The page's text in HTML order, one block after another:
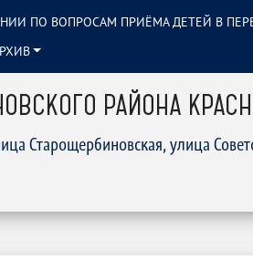
РАЙОНА
Старощербиновская, улица
ПО ВОПРОСАМ ПРИЁМА ДЕТЕЙ В